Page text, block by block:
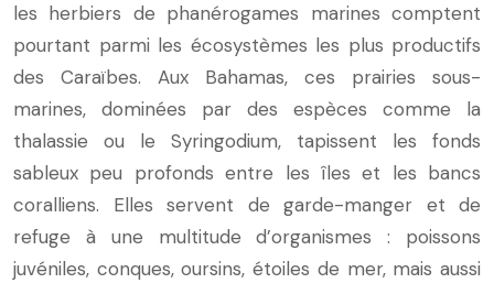
les herbiers de phanérogames marines comptent
pourtant parmi les écosystèmes les plus productifs
des Caraïbes. Aux Bahamas, ces prairies sous-
marines, dominées par des espèces comme la
thalassie ou le Syringodium, tapissent les fonds
sableux peu profonds entre les îles et les bancs
coralliens. Elles servent de garde-manger et de
refuge à une multitude d’organismes : poissons
juvéniles, conques, oursins, étoiles de mer, mais aussi